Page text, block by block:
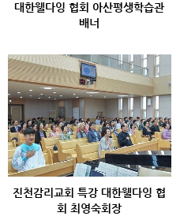
대한웰다잉 협회 아산평생학습관
배너
진천감리교회 특강 대한웰다잉 협
회 최영숙회장